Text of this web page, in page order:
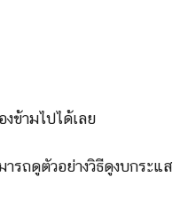
ข้ามไปได้เลย
รถดูตัวอย่างวิธีดูงบกระแส